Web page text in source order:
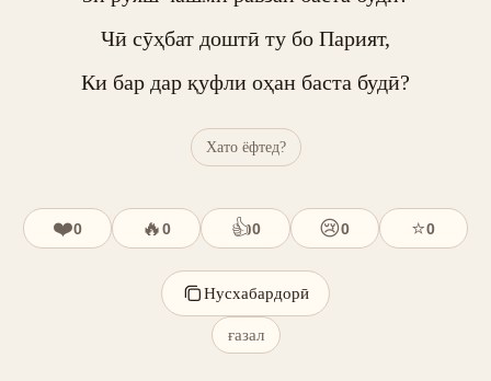
Чӣ сӯҳбат доштӣ ту бо Парият,
Ки бар дар қуфли оҳан баста будӣ?
Хато ёфтед?
❤️0 🔥0 👍0 😢0 ⭐0
Нусхабардорӣ
ғазал